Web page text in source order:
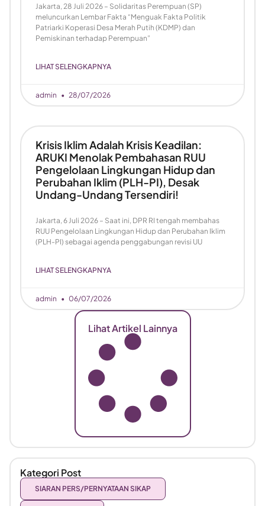
Jakarta, 28 Juli 2026 – Solidaritas Perempuan (SP)
meluncurkan Lembar Fakta “Menguak Fakta Politik
Patriarki Koperasi Desa Merah Putih (KDMP) dan
Pemiskinan terhadap Perempuan”
LIHAT SELENGKAPNYA
admin 28/07/2026
Krisis Iklim Adalah Krisis Keadilan:
ARUKI Menolak Pembahasan RUU
Pengelolaan Lingkungan Hidup dan
Perubahan Iklim (PLH-PI), Desak
Undang-Undang Tersendiri!
Jakarta, 6 Juli 2026 – Saat ini, DPR RI tengah membahas
RUU Pengelolaan Lingkungan Hidup dan Perubahan Iklim
(PLH-PI) sebagai agenda penggabungan revisi UU
LIHAT SELENGKAPNYA
admin 06/07/2026
Lihat Artikel Lainnya
Kategori Post
SIARAN PERS/PERNYATAAN SIKAP